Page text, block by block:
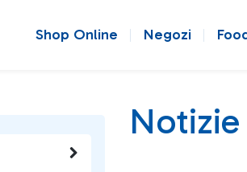
Shop Online Negozi
Notizie